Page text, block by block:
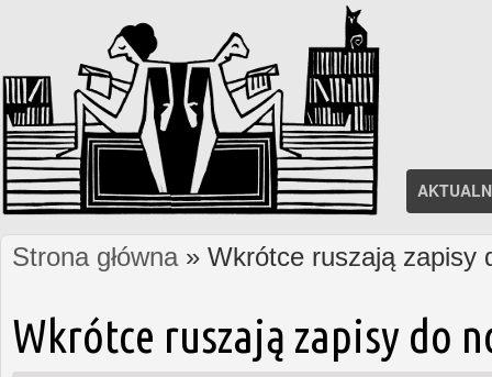
Jesteś tutaj
Strona główna» Wkrótce ruszają zapisy
Wkrótce ruszają zapisy do